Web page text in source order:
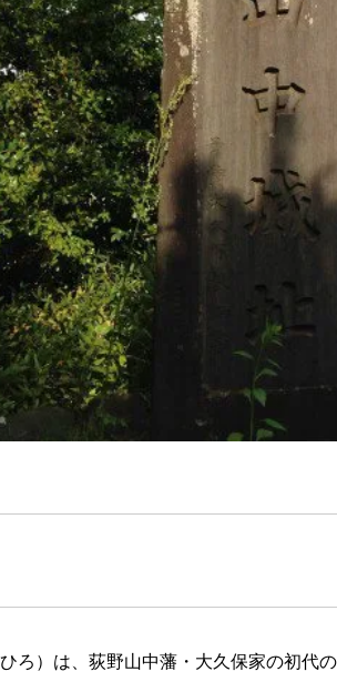
ろ）は、荻野山中藩・大久保家の初代の